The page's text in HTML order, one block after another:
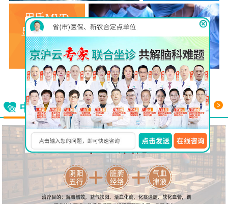
巴氏MVD
显微分离术
详情
查看更多
中西医结合看脑病 更多